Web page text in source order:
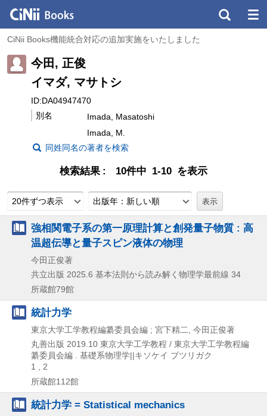
CiNii Books機能統合対応の追加実施をいたしました
今田, 正俊
イマダ, マサトシ
ID:DA04947470
別名
Imada, Masatoshi
Imada, M.
同姓同名の著者を検索
検索結果 10件中 1-10 を表示
20件ずつ表示 出版年：新しい順
強相関電子系の第一原理計算と創発量子物質 : 高
温超伝導と量子スピン液体の物理
今田正俊著
共立出版 2025.6 基本法則から読み解く物理学最前線 34
所蔵館79館
統計力学
東京大学工学教程編纂委員会編 ; 宮下精二, 今田正俊著
丸善出版 2019.10 東京大学工学教程 / 東京大学工学教程編
纂委員会編 . 基礎系物理学||キソケイ ブツリガク
1 , 2
所蔵館112館
統計力学 = Statistical mechanics